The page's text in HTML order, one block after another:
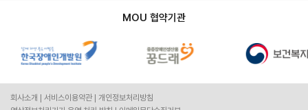
MOU 협약기관
회사소개 서비스이용약관
개인정보처리방침